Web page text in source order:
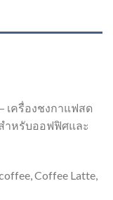
เครื่องชงกาแฟสด
ำหรับออฟฟิศและ
Coffee Latte,